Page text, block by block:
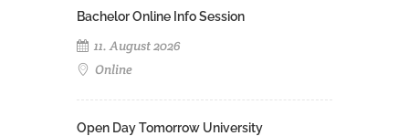
Bachelor Online Info Session
11. August 2026
Online
Open Day Tomorrow University